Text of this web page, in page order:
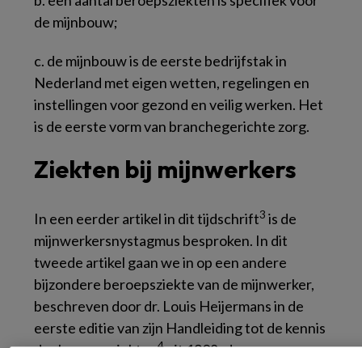
de mijnbouw;
c. de mijnbouw is de eerste bedrijfstak in
Nederland met eigen wetten, regelingen en
instellingen voor gezond en veilig werken. Het
is de eerste vorm van branchegerichte zorg.
Ziekten bij mijnwerkers
In een eerder artikel in dit tijdschrift3 is de
mijnwerkersnystagmus besproken. In dit
tweede artikel gaan we in op een andere
bijzondere beroepsziekte van de mijnwerker,
beschreven door dr. Louis Heijermans in de
eerste editie van zijn Handleiding tot de kennis